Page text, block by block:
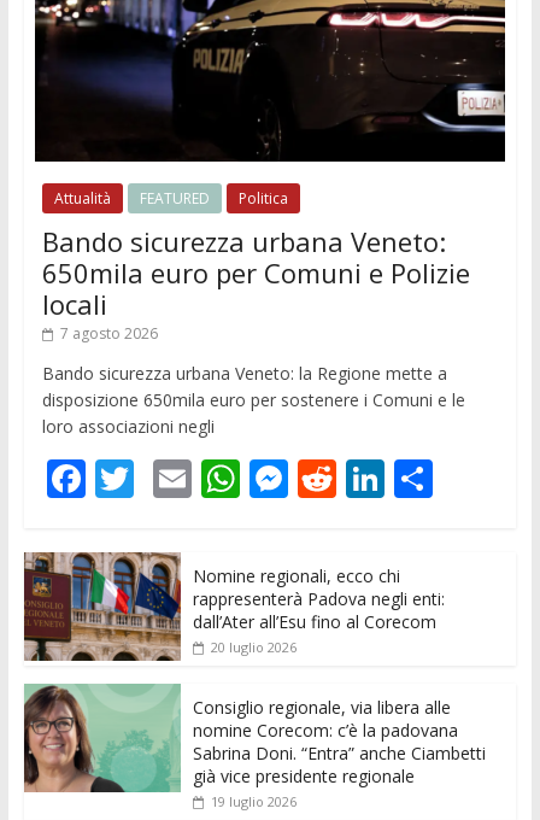
Attualità FEATURED Politica
Bando sicurezza urbana Veneto:
650mila euro per Comuni e Polizie
locali
7 agosto 2026
Bando sicurezza urbana Veneto: la Regione mette a
disposizione 650mila euro per sostenere i Comuni e le
loro associazioni negli
F
e
b
o
o
k
T
itt
er
E
l
W
s
A
p
p
M
ss
e
n
er
R
di
t
Li
k
e
dI
C
di
vi
Nomine regionali, ecco chi
rappresenterà Padova negli enti:
dall’Ater all’Esu fino al Corecom
20 luglio 2026
Consiglio regionale, via libera alle
nomine Corecom: c’è la padovana
Sabrina Doni. “Entra” anche Ciambetti
già vice presidente regionale
19 luglio 2026